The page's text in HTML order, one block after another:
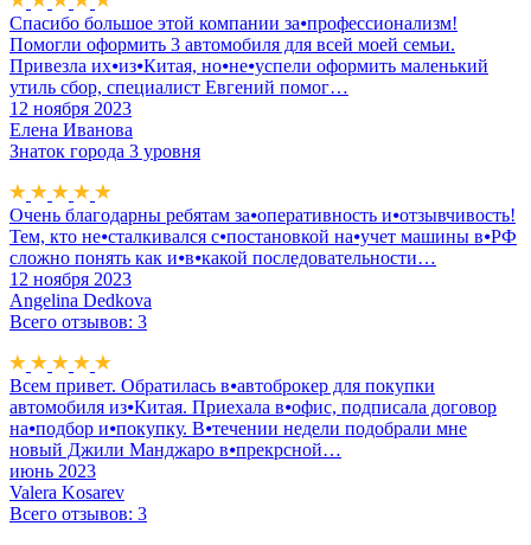
Спасибо большое этой компании за⦁профессионализм!
Помогли оформить 3 автомобиля для всей моей семьи.
Привезла их⦁из⦁Китая, но⦁не⦁успели оформить маленький
утиль сбор, специалист Евгений помог…
12 ноября 2023
Елена Иванова
Знаток города 3 уровня
Очень благодарны ребятам за⦁оперативность и⦁отзывчивость!
Тем, кто не⦁сталкивался с⦁постановкой на⦁учет машины в⦁РФ
сложно понять как и⦁в⦁какой последовательности…
12 ноября 2023
Angelina Dedkova
Всего отзывов: 3
Всем привет. Обратилась в⦁автоброкер для покупки
автомобиля из⦁Китая. Приехала в⦁офис, подписала договор
на⦁подбор и⦁покупку. В⦁течении недели подобрали мне
новый Джили Манджаро в⦁прекрсной…
июнь 2023
Valera Kosarev
Всего отзывов: 3